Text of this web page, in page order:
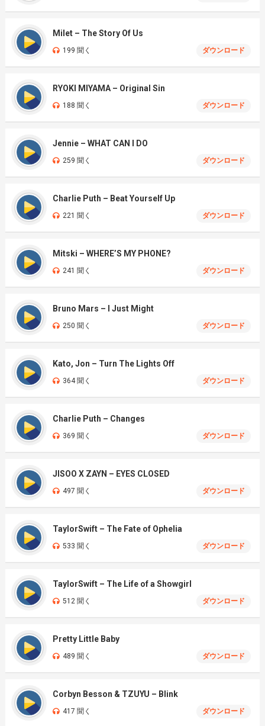
Milet – The Story Of Us
199 聞く ダウンロード
RYOKI MIYAMA – Original Sin
188 聞く ダウンロード
Jennie – WHAT CAN I DO
259 聞く ダウンロード
Charlie Puth – Beat Yourself Up
221 聞く ダウンロード
Mitski – WHERE’S MY PHONE?
241 聞く ダウンロード
Bruno Mars – I Just Might
250 聞く ダウンロード
Kato, Jon – Turn The Lights Off
364 聞く ダウンロード
Charlie Puth – Changes
369 聞く ダウンロード
JISOO X ZAYN – EYES CLOSED
497 聞く ダウンロード
TaylorSwift – The Fate of Ophelia
533 聞く ダウンロード
TaylorSwift – The Life of a Showgirl
512 聞く ダウンロード
Pretty Little Baby
489 聞く ダウンロード
Corbyn Besson & TZUYU – Blink
417 聞く ダウンロード